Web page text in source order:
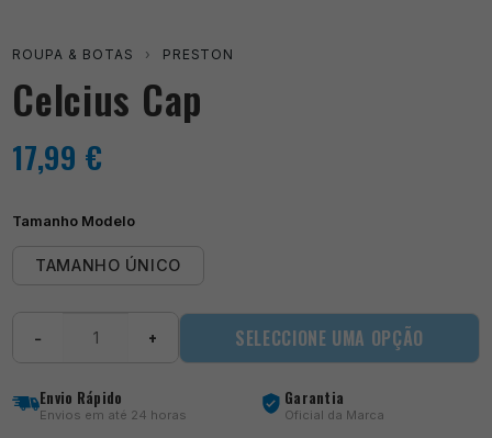
ROUPA & BOTAS › PRESTON
Celcius Cap
17,99 €
Tamanho Modelo
TAMANHO ÚNICO
− + SELECCIONE UMA OPÇÃO
Envio Rápido
Envios em até 24 horas
Garantia
Oficial da Marca